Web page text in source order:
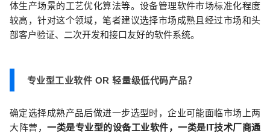
体生产场景的工艺优化算法等。设备管理软件市场标准化程度
较高，针对这个领域，笔者建议选择市场成熟且经过市场和头
部客户验证、二次开发和接口友好的软件系统。
专业型工业软件 OR 轻量级低代码产品？
确定选择成熟产品后做进一步选型时，企业可能面临市场上两
大阵营， 一类是专业型的设备工业软件，一类是IT技术厂商通